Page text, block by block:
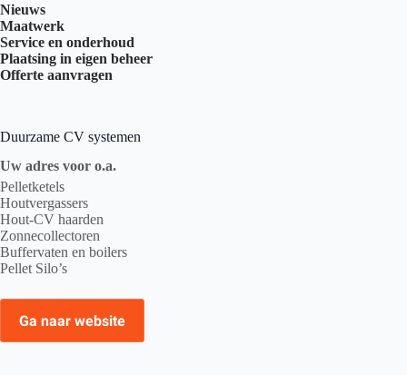
Nieuws
Maatwerk
Service en onderhoud
Plaatsing in eigen beheer
Offerte aanvragen
Duurzame CV systemen
Uw adres voor o.a.
Pelletketels
Houtvergassers
Hout-CV haarden
Zonnecollectoren
Buffervaten en boilers
Pellet Silo’s
Ga naar website